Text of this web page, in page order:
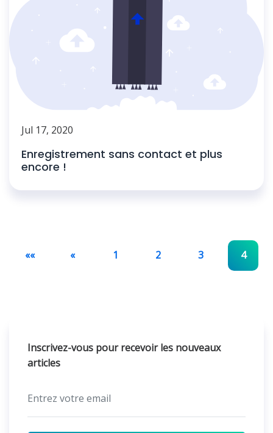
Jul 17, 2020
Enregistrement sans contact et plus
encore !
«« « 1 2 3 4
Inscrivez-vous pour recevoir les nouveaux
articles